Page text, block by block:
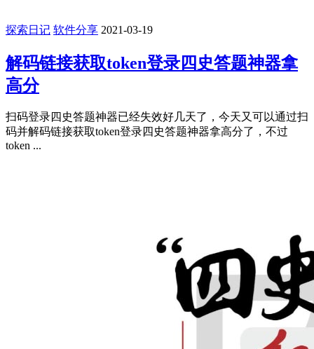
探索日记 软件分享 2021-03-19
解码链接获取token登录四史答题神器拿
高分
扫码登录四史答题神器已经失效好几天了，今天又可以通过扫
码并解码链接获取token登录四史答题神器拿高分了，不过
token ...